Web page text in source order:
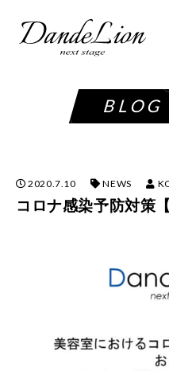
BLOG
2020.7.10 NEWS
コロナ感染予防対策